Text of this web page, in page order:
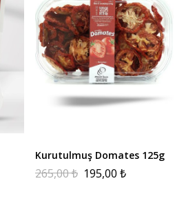
Kurutulmuş Domates 125g
265,00₺ 195,00 ₺